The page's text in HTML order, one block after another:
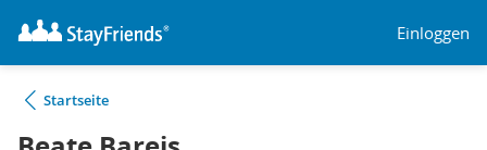
Einloggen
Startseite